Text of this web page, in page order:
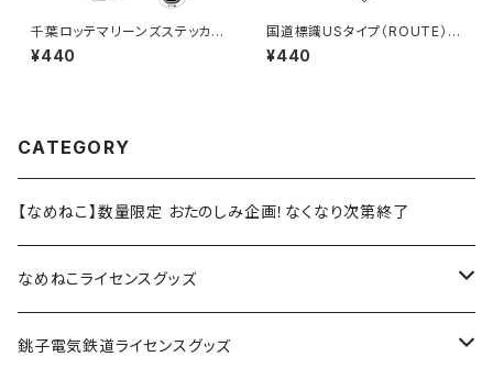
千葉ロッテマリーンズステッカー
14
¥440
国道標識USタイプ（ROUTE）ス
テッカー 125号線（ホワイト）
¥440
CATEGORY
【なめねこ】数量限定 おたのしみ企画！なくなり次第終了
なめねこライセンスグッズ
Tシャツ
銚子電気鉄道ライセンスグッズ